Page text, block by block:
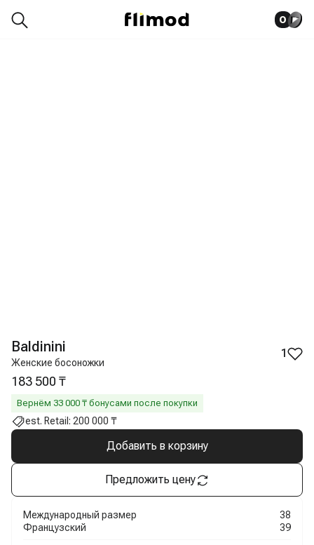
0
Baldinini
Женские босоножки
1
183 500 ₸
Вернём 33 000 ₸ бонусами после покупки
est. Retail: 200 000 ₸
Добавить в корзину
Предложить цену
Международный размер
38
Французский
39